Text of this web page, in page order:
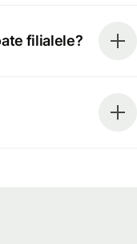
filialele?